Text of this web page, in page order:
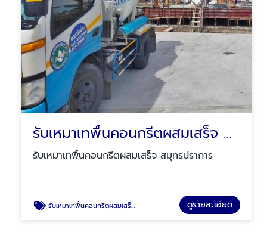
รับเหมาเทพื้นคอนกรีตผสมเสร็จ สมุทรปราการ
รับเหมาเทพื้นคอนกรีตผสมเสร็จ สมุทรปราการ
รับเหมาเทพื้นคอนกรีตผสมเสร็จ สมุทรปราการ ดูรายละเอียด